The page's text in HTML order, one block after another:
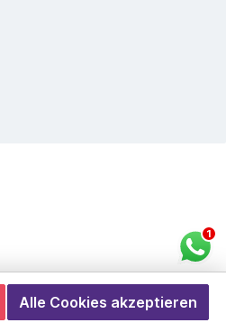
Alle Cookies akzeptieren